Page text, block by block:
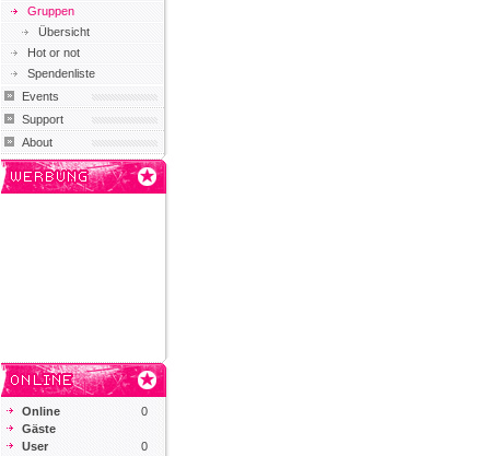
Gruppen
Übersicht
Hot or not
Spendenliste
Events
Support
About
Online
0
Gäste
User
0